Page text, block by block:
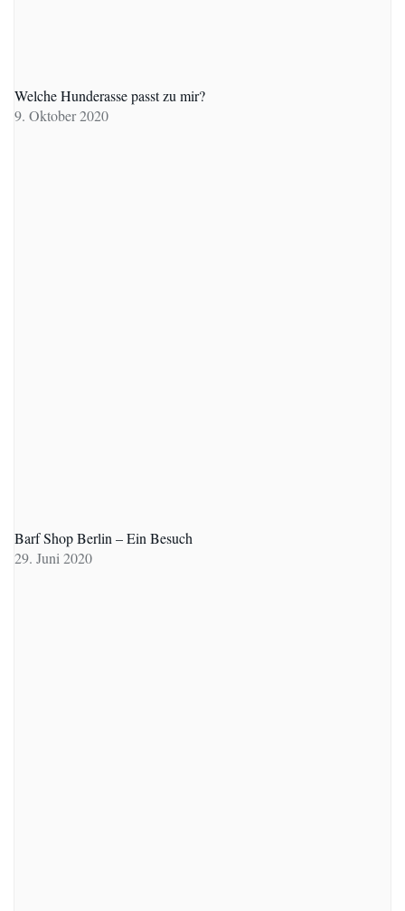
Welche Hunderasse passt zu mir?
9. Oktober 2020
Barf Shop Berlin – Ein Besuch
29. Juni 2020